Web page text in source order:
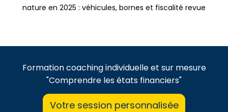
nature en 2025 : véhicules, bornes et fiscalité revue
Formation coaching individuelle et sur mesure
"Comprendre les états financiers"
Votre session personnalisée